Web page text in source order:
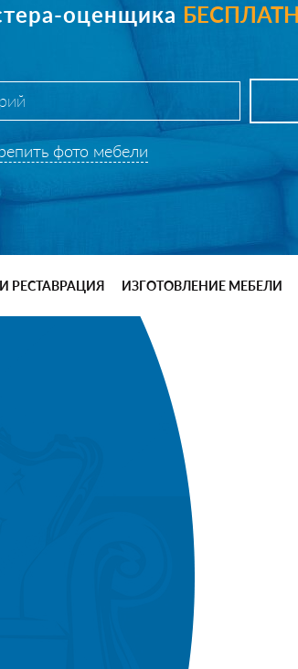
оценщика
фото мебели
РЕСТАВРАЦИЯ ИЗГОТОВЛЕНИЕ МЕБЕЛИ